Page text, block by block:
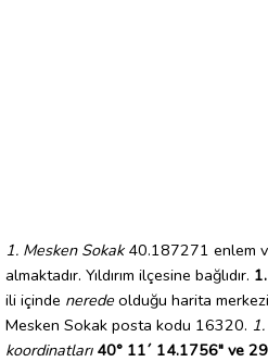
1. Mesken Sokak40.187271 enlem
almaktadır. Yıldırım ilçesine bağlıdır.
ili içinde nerede olduğu harita
Mesken Sokak posta kodu 16320.
koordinatları 40° 11´ 14.1756" ve